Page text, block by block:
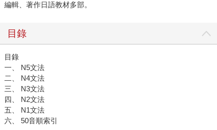
編輯、著作日語教材多部。
目錄
目錄
一、 N5文法
二、 N4文法
三、 N3文法
四、 N2文法
五、 N1文法
六、 50音順索引